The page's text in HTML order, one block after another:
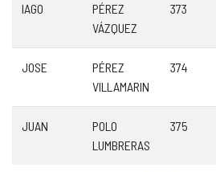
IAGO
PÉREZ
VÁZQUEZ
373
JOSE
PÉREZ
VILLAMARIN
374
JUAN
POLO
LUMBRERAS
375